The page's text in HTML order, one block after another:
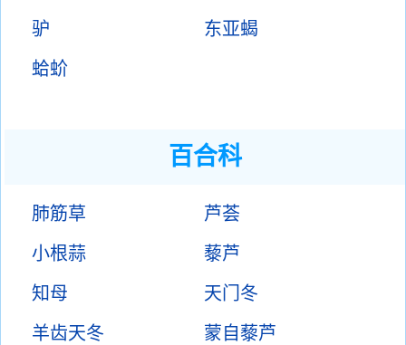
驴
东亚蝎
蛤蚧
百合科
肺筋草
芦荟
小根蒜
藜芦
知母
天门冬
羊齿天冬
蒙自藜芦